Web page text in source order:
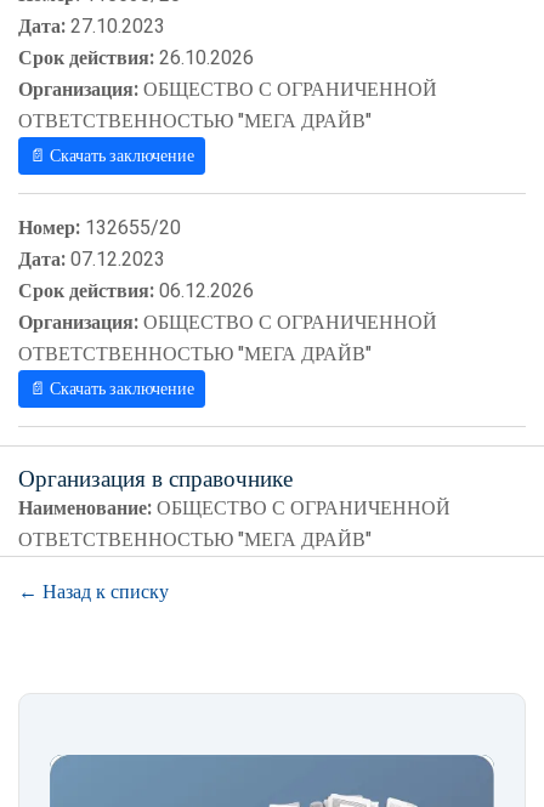
Дата:27.10.2023
Срок действия:26.10.2026
Организация:ОБЩЕСТВО С ОГРАНИЧЕННОЙ
ОТВЕТСТВЕННОСТЬЮ "МЕГА ДРАЙВ"
📄 Скачать заключение
Номер: 132655/20
Дата:07.12.2023
Срок действия:06.12.2026
Организация:ОБЩЕСТВО С ОГРАНИЧЕННОЙ
ОТВЕТСТВЕННОСТЬЮ "МЕГА ДРАЙВ"
📄 Скачать заключение
Организация в справочнике
Наименование:ОБЩЕСТВО С ОГРАНИЧЕННОЙ
ОТВЕТСТВЕННОСТЬЮ "МЕГА ДРАЙВ"
← Назад к списку